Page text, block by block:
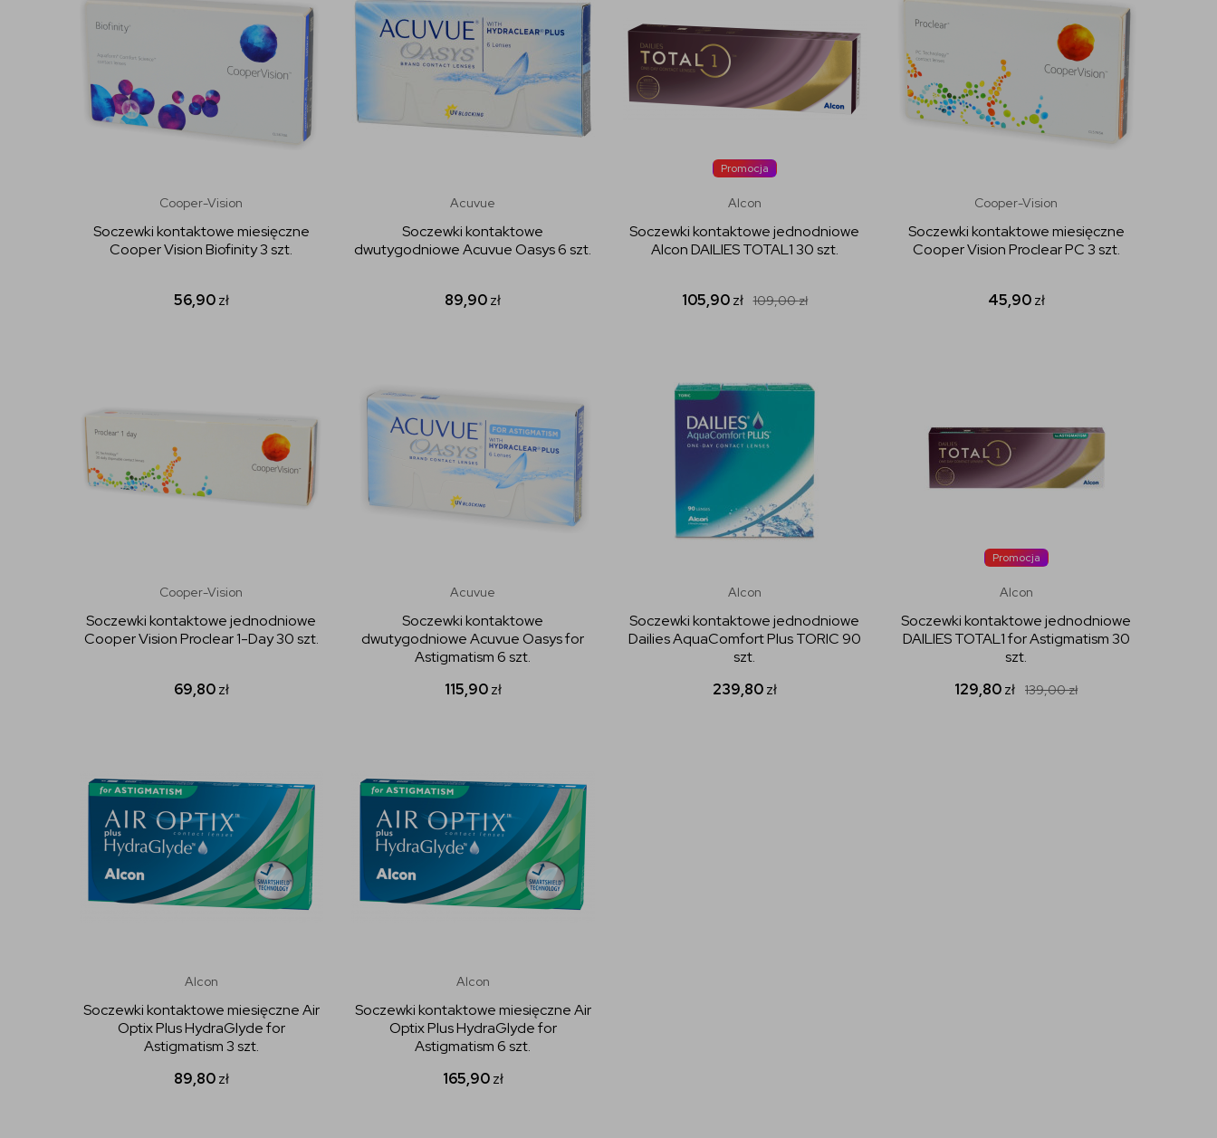
Cooper-Vision
Soczewki kontaktowe miesięczne
Cooper Vision Biofinity 3 szt.
56,90zł
Acuvue
Soczewki kontaktowe
dwutygodniowe Acuvue Oasys 6 szt.
89,90zł
Promocja
Alcon
Soczewki kontaktowe jednodniowe
Alcon DAILIES TOTAL1 30 szt.
105,90zł 109,00zł
Cooper-Vision
Soczewki kontaktowe miesięczne
Cooper Vision Proclear PC 3 szt.
45,90zł
Cooper-Vision
Soczewki kontaktowe jednodniowe
Cooper Vision Proclear 1-Day 30 szt.
69,80zł
Acuvue
Soczewki kontaktowe
dwutygodniowe Acuvue Oasys for
Astigmatism 6 szt.
115,90zł
Alcon
Soczewki kontaktowe jednodniowe
Dailies AquaComfort Plus TORIC 90
szt.
239,80zł
Promocja
Alcon
Soczewki kontaktowe jednodniowe
DAILIES TOTAL1 for Astigmatism 30
szt.
129,80zł 139,00zł
Alcon
Soczewki kontaktowe miesięczne Air
Optix Plus HydraGlyde for
Astigmatism 3 szt.
89,80zł
Alcon
Soczewki kontaktowe miesięczne Air
Optix Plus HydraGlyde for
Astigmatism 6 szt.
165,90zł